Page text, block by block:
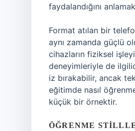
faydalandığını
Format atılan bir
aynı zamanda güçlü
cihazların fiziksel
deneyimleriyle de
iz bırakabilir, ancak
eğitimde nasıl
küçük bir örnektir.
ÖĞRENME